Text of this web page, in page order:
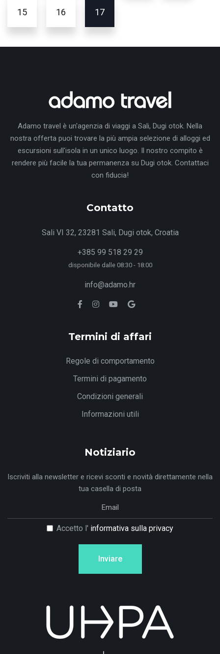
15 16 17
Adamo travel è un'agenzia di viaggi a Sali, Dugi otok. Nella
nostra offerta puoi trovare la più ampia selezione di alloggi ed
escursioni sull'isola in un unico luogo. Il nostro compito è
rendere più facile la tua permanenza su Dugi otok. Contattaci
con fiducia!
Contatto
Sali VI 32, 23281 Sali, Dugi otok, Croatia
+385 99 518 29 29
disponibile dalle 08:30 - 18:00
info@adamo.hr
Termini di affari
Regole di comportamento
Termini di pagamento
Condizioni generali
Informazioni utili
Notiziario
Iscriviti alla newsletter e ricevi sconti e novità direttamente nella
tua casella di posta
Accetto l' informativa sulla privacy
Inviare